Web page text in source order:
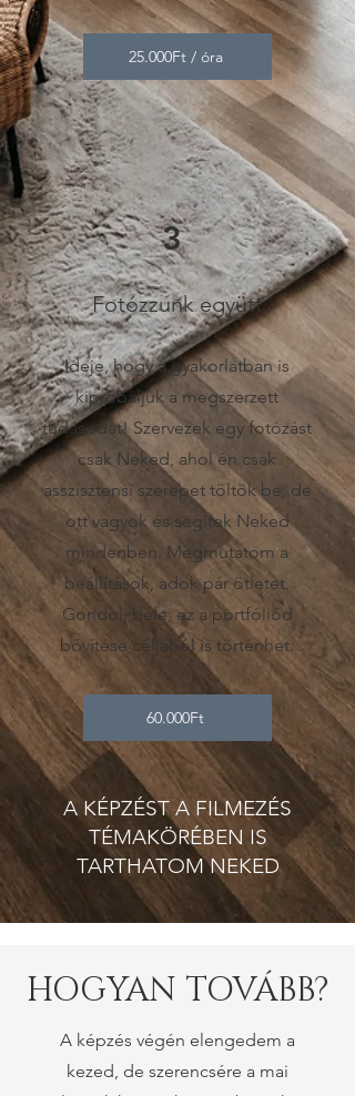
25.000Ft / óra
3
Fotózzunk együtt
Ideje, hogy a gyakorlatban is
kipróbáljuk a megszerzett
tudásodat! Szervezek egy fotózást
csak Neked, ahol én csak
asszisztensi szerepet töltök be, de
ott vagyok és segítek Neked
mindenben. Megmutatom a
beállítások, adok pár ötletet.
Gondolj bele, ez a portfóliód
bővítése céljából is történhet.
60.000Ft
A KÉPZÉST A FILMEZÉS
TÉMAKÖRÉBEN IS
TARTHATOM NEKED
HOGYAN TOVÁBB?
A képzés végén elengedem a
kezed, de szerencsére a mai